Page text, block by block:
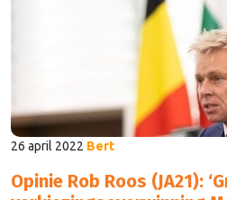
26 april 2022 Bert
Opinie Rob Roos (JA21):